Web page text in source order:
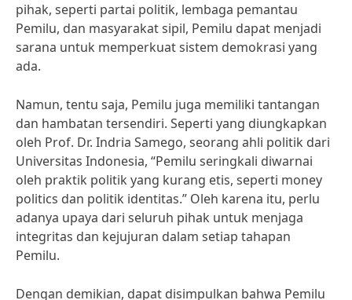
pihak, seperti partai politik, lembaga pemantau
Pemilu, dan masyarakat sipil, Pemilu dapat menjadi
sarana untuk memperkuat sistem demokrasi yang
ada.
Namun, tentu saja, Pemilu juga memiliki tantangan
dan hambatan tersendiri. Seperti yang diungkapkan
oleh Prof. Dr. Indria Samego, seorang ahli politik dari
Universitas Indonesia, “Pemilu seringkali diwarnai
oleh praktik politik yang kurang etis, seperti money
politics dan politik identitas.” Oleh karena itu, perlu
adanya upaya dari seluruh pihak untuk menjaga
integritas dan kejujuran dalam setiap tahapan
Pemilu.
Dengan demikian, dapat disimpulkan bahwa Pemilu